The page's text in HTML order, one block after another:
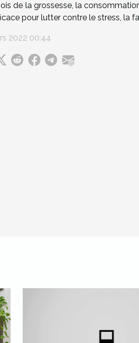
de la grossesse, la
pour lutter contre le stress, la
2022 00:44